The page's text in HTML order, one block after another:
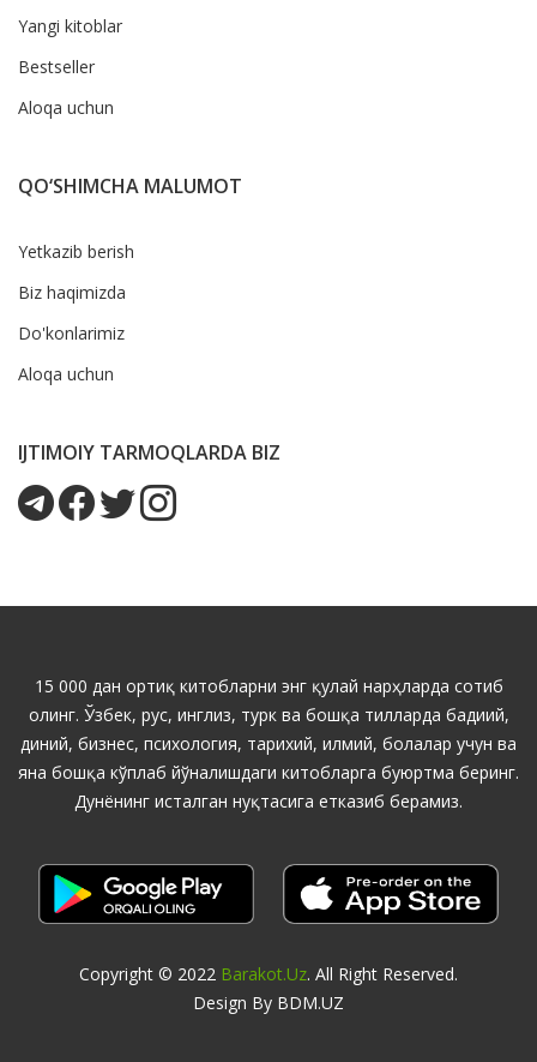
Yangi kitoblar
Bestseller
Aloqa uchun
QO‘SHIMCHA MALUMOT
Yetkazib berish
Biz haqimizda
Do'konlarimiz
Aloqa uchun
IJTIMOIY TARMOQLARDA BIZ
15 000 дан ортиқ китобларни энг қулай нарҳларда сотиб
олинг. Ўзбек, рус, инглиз, турк ва бошқа тилларда бадиий,
диний, бизнес, психология, тарихий, илмий, болалар учун ва
яна бошқа кўплаб йўналишдаги китобларга буюртма беринг.
Дунёнинг исталган нуқтасига етказиб берамиз.
Copyright © 2022 Barakot.uz. All Right Reserved.
Design By BDM.UZ